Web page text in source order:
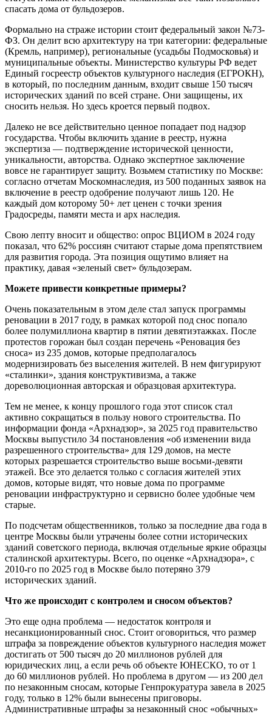
спасать дома от бульдозеров.
Формально на страже истории стоит федеральный закон №73-
ФЗ. Он делит всю архитектуру на три категории: федеральные
(Кремль, например), региональные (усадьбы Подмосковья) и
муниципальные объекты. Министерство культуры РФ ведет
Единый госреестр объектов культурного наследия (ЕГРОКН),
в который, по последним данным, входит свыше 150 тысяч
исторических зданий по всей стране. Они защищены, их
сносить нельзя. Но здесь кроется первый подвох.
Далеко не все действительно ценное попадает под надзор
государства. Чтобы включить здание в реестр, нужна
экспертиза — подтверждение исторической ценности,
уникальности, авторства. Однако экспертное заключение
вовсе не гарантирует защиту. Возьмем статистику по Москве:
согласно отчетам Москомнаследия, из 500 поданных заявок на
включение в реестр одобрение получают лишь 120. Не
каждый дом которому 50+ лет ценен с точки зрения
Градосреды, памяти места и арх наследия.
Свою лепту вносит и общество: опрос ВЦИОМ в 2024 году
показал, что 62% россиян считают старые дома препятствием
для развития города. Эта позиция ощутимо влияет на
практику, давая «зеленый свет» бульдозерам.
Можете привести конкретные примеры?
Очень показательным в этом деле стал запуск программы
реновации в 2017 году, в рамках которой под снос попало
более полумиллиона квартир в пятии девятиэтажках. После
протестов горожан был создан перечень «Реновация без
сноса» из 235 домов, которые предполагалось
модернизировать без выселения жителей. В нем фигурируют
«сталинки», здания конструктивизма, а также
дореволюционная авторская и образцовая архитектура.
Тем не менее, к концу прошлого года этот список стал
активно сокращаться в пользу нового строительства. По
информации фонда «Архнадзор», за 2025 год правительство
Москвы выпустило 34 постановления «об изменении вида
разрешенного строительства» для 129 домов, на месте
которых разрешается строительство выше восьми-девяти
этажей. Все это делается только с согласия жителей этих
домов, которые видят, что новые дома по программе
реновации инфраструктурно и сервисно более удобные чем
старые.
По подсчетам общественников, только за последние два года в
центре Москвы были утрачены более сотни исторических
зданий советского периода, включая отдельные яркие образцы
сталинской архитектуры. Всего, по оценке «Архнадзора», с
2010-го по 2025 год в Москве было потеряно 379
исторических зданий.
Что же происходит с контролем и сносом объектов?
Это еще одна проблема — недостаток контроля и
несанкционированный снос. Стоит оговориться, что размер
штрафа за повреждение объектов культурного наследия может
достигать от 500 тысяч до 20 миллионов рублей для
юридических лиц, а если речь об объекте ЮНЕСКО, то от 1
до 60 миллионов рублей. Но проблема в другом — из 200 дел
по незаконным сносам, которые Генпрокуратура завела в 2025
году, только в 12% были вынесены приговоры.
Административные штрафы за незаконный снос «обычных»